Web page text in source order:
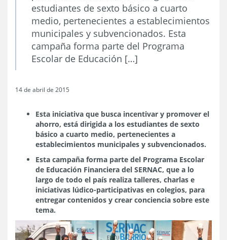
estudiantes de sexto básico a cuarto
medio, pertenecientes a establecimientos
municipales y subvencionados. Esta
campaña forma parte del Programa
Escolar de Educación […]
14 de abril de 2015
Esta iniciativa que busca incentivar y promover el
ahorro, está dirigida a los estudiantes de sexto
básico a cuarto medio, pertenecientes a
establecimientos municipales y subvencionados.
Esta campaña forma parte del Programa Escolar
de Educación Financiera del SERNAC, que a lo
largo de todo el país realiza talleres, charlas e
iniciativas lúdico-participativas en colegios, para
entregar contenidos y crear conciencia sobre este
tema.